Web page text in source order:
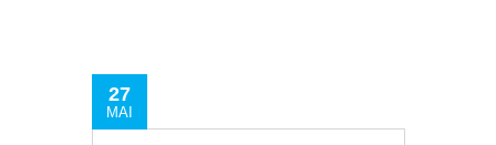
27
MAI